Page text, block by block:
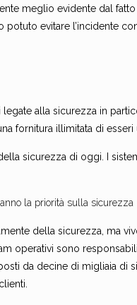
meglio evidente dal
evitare l’incidente
alla sicurezza in
fornitura illimitata di esseri
sicurezza di oggi. I
la priorità sulla sicurezza
della sicurezza, ma
operativi sono
da decine di migliaia di